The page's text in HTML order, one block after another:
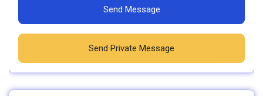
Send Message
Send Private Message